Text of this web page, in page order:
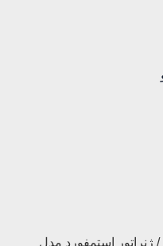
/ ژنراتور استمفورد مدل